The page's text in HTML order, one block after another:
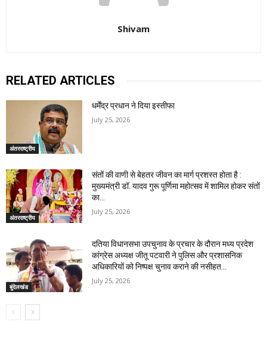
Shivam
RELATED ARTICLES
अंतरराष्ट्रीय
धर्मेंद्र प्रधान ने दिया इस्तीफा
July 25, 2026
अंतरराष्ट्रीय
संतों की वाणी से बेहतर जीवन का मार्ग प्रशस्त होता है :
मुख्यमंत्री डॉ. यादव गुरू पूर्णिमा महोत्सव में शामिल होकर संतों
का...
July 25, 2026
बुंदेलखंड
दतिया विधानसभा उपचुनाव के प्रचार के दौरान मध्य प्रदेश
कांग्रेस अध्यक्ष जीतू पटवारी ने पुलिस और प्रशासनिक
अधिकारियों को निष्पक्ष चुनाव कराने की नसीहत...
July 25, 2026